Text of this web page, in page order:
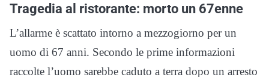
Tragedia al ristorante: morto un 67enne
L’allarme è scattato intorno a mezzogiorno per un
uomo di 67 anni. Secondo le prime informazioni
raccolte l’uomo sarebbe caduto a terra dopo un arresto